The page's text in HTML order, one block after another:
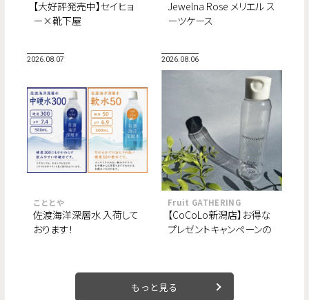
【大好評発売中】セイヒョ
ー×靴下屋
Jewelna Rose メリエル ス
ーツケース
2026.08.07
こととや
佐渡海洋深層水 入荷して
おります！
2026.08.06
Fruit GATHERING
【CoCoLo新潟店】お得な
プレゼントキャンペーンの
もっと見る